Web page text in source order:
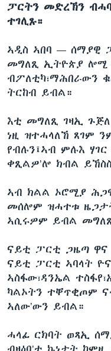
ፓርትን መድረኽን
ተገሊጹ።
ኣዲስ ኣበባ — ሰማያዊ
መግለጺ ኢትዮጵያ ሎሚ
ብፖለቲካ፣ማሕበራውን
ትርከብ ይብል።
እቲ መግለጺ ገዛኢ
ነዚ ዝተሓላለኸ ጸገም
የብሉን፤ኣብ ምሉእ
ቀጺልዎ’ሎ ክብል
ኣብ ክልል ኦሮሚያ
መሰሎም ዝሓተቱ
ኣሲሩዎም ይብል
ናይቲ ፓርቲ ጋዜጣ
ናይቲ ፓርቲ ኣባላት
ኣስፋው፣ዳንኤል
ካልኦትን ተቐጥቂጦም
ኣለው’ውን ይብል።
ሓላፊ ርክባት ወጻኢ